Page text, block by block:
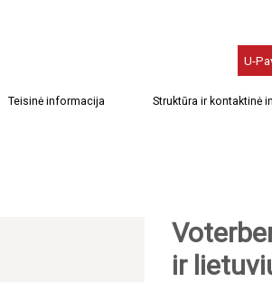
U-
Teisinė informacija Struktūra ir kontaktinė
ir